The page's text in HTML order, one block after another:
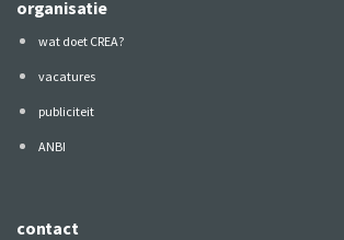
organisatie
wat doet CREA?
vacatures
publiciteit
ANBI
contact